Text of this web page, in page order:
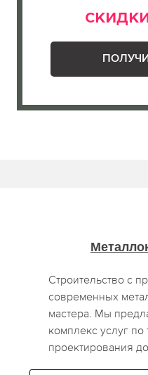
Строительство с
современных
мастера. Мы
комплекс услуг
проектирования